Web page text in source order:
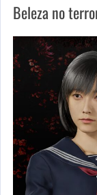
Beleza no